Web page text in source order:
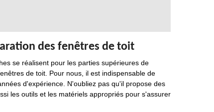
des fenêtres de toit
se réalisent pour les parties supérieures de
de toit. Pour nous, il est indispensable de
d'expérience. N'oubliez pas qu'il propose des
les outils et les matériels appropriés pour s'assurer